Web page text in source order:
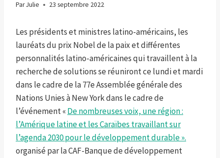
ParJulie 23 septembre 2022
Les présidents et ministres latino-américains, les
lauréats du prix Nobel de la paix et différentes
personnalités latino-américaines qui travaillent à la
recherche de solutions se réuniront ce lundi et mardi
dans le cadre de la 77e Assemblée générale des
Nations Unies à New York dans le cadre de
l’événement «De nombreuses voix, une région :
l’Amérique latine et les Caraïbes travaillant sur
l’agenda 2030 pour le développement durable ».
organisé par la CAF-Banque de développement